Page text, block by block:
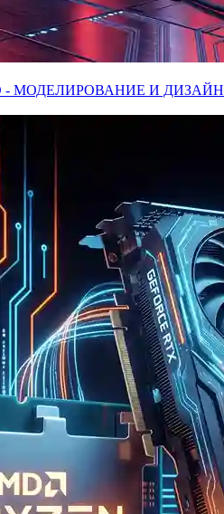
- МОДЕЛИРОВАНИЕ И ДИЗАЙН